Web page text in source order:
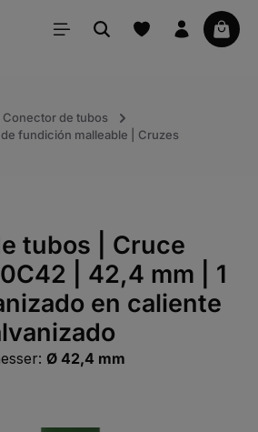
La
Conector de tubos
fundición malleable | Cruzes
tubos | Cruce
| 42,4 mm | 1
en caliente
Ø 42,4 mm